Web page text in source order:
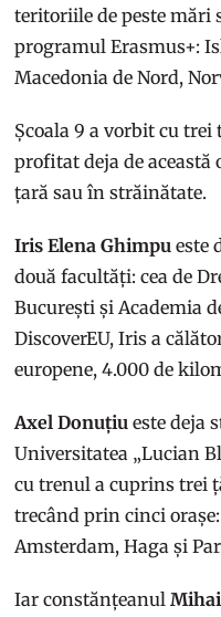
teritoriile de peste mări
programul Erasmus+:
Macedonia de Nord,
Școala 9 a vorbit cu
profitat deja de
țară sau în străinătate.
Iris Elena Ghimpu este
două facultăți: cea de
București și Academia
DiscoverEU, Iris a
europene, 4.000 de
Axel Donuțiu este deja
Universitatea „Lucian
cu trenul a cuprins trei
trecând prin cinci
Amsterdam, Haga și
Iar constănțeanul